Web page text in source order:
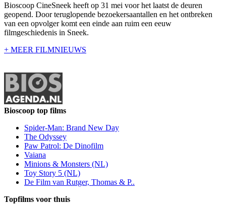
Bioscoop CineSneek heeft op 31 mei voor het laatst de deuren
geopend. Door teruglopende bezoekersaantallen en het ontbreken
van een opvolger komt een einde aan ruim een eeuw
filmgeschiedenis in Sneek.
+ MEER FILMNIEUWS
Bioscoop top films
Spider-Man: Brand New Day
The Odyssey
Paw Patrol: De Dinofilm
Vaiana
Minions & Monsters (NL)
Toy Story 5 (NL)
De Film van Rutger, Thomas & P..
Topfilms voor thuis